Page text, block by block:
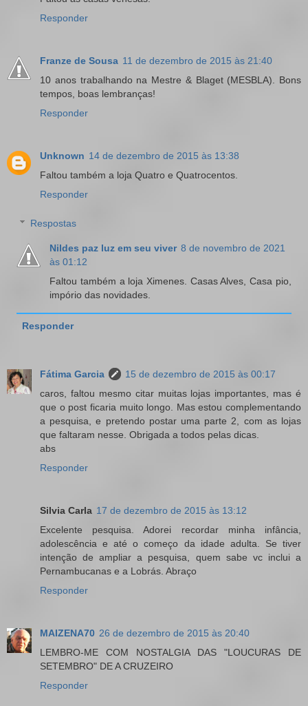
Responder
Franze de Sousa 11 de dezembro de 2015 às 21:40
10 anos trabalhando na Mestre & Blaget (MESBLA). Bons
tempos, boas lembranças!
Responder
Unknown 14 de dezembro de 2015 às 13:38
Faltou também a loja Quatro e Quatrocentos.
Responder
Respostas
Nildes paz luz em seu viver 8 de novembro de 2021
às 01:12
Faltou também a loja Ximenes. Casas Alves, Casa pio,
impório das novidades.
Responder
Fátima Garcia
15 de dezembro de 2015 às 00:17
caros, faltou mesmo citar muitas lojas importantes, mas é
que o post ficaria muito longo. Mas estou complementando
a pesquisa, e pretendo postar uma parte 2, com as lojas
que faltaram nesse. Obrigada a todos pelas dicas.
abs
Responder
Silvia Carla 17 de dezembro de 2015 às 13:12
Excelente pesquisa. Adorei recordar minha infância,
adolescência e até o começo da idade adulta. Se tiver
intenção de ampliar a pesquisa, quem sabe vc inclui a
Pernambucanas e a Lobrás. Abraço
Responder
MAIZENA70 26 de dezembro de 2015 às 20:40
LEMBRO-ME COM NOSTALGIA DAS "LOUCURAS DE
SETEMBRO" DE A CRUZEIRO
Responder